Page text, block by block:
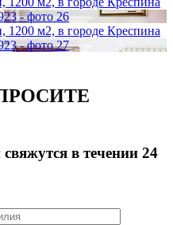
в течении 24